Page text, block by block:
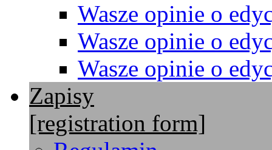
Wasze opinie o
Wasze opinie o
Wasze opinie o
Zapisy
[registration form]